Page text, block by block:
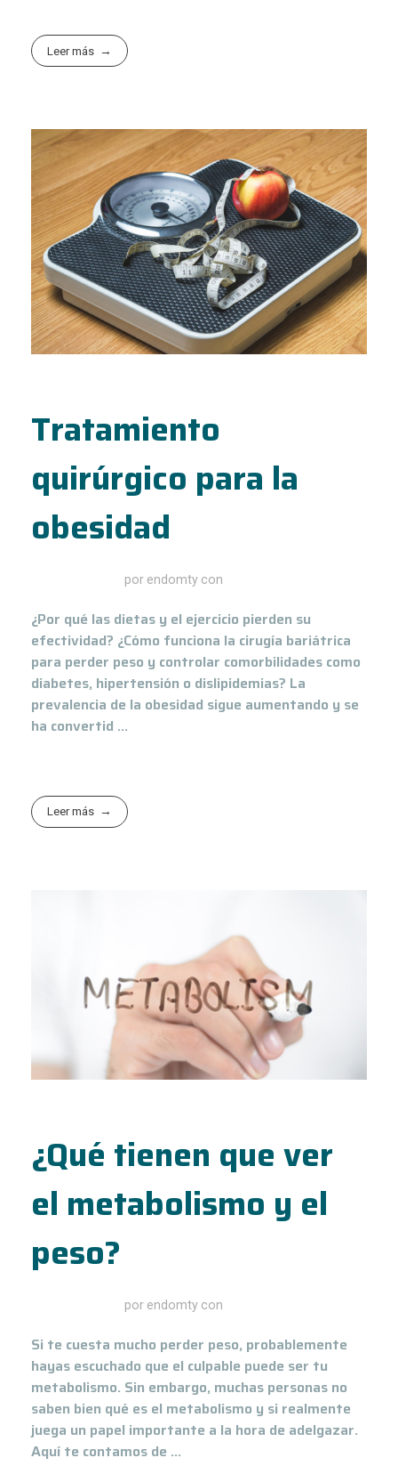
Leer más
Tratamiento
quirúrgico para la
obesidad
por endomty con
¿Por qué las dietas y el ejercicio pierden su
efectividad? ¿Cómo funciona la cirugía bariátrica
para perder peso y controlar comorbilidades como
diabetes, hipertensión o dislipidemias? La
prevalencia de la obesidad sigue aumentando y se
ha convertid ...
Leer más
¿Qué tienen que ver
el metabolismo y el
peso?
por endomty con
Si te cuesta mucho perder peso, probablemente
hayas escuchado que el culpable puede ser tu
metabolismo. Sin embargo, muchas personas no
saben bien qué es el metabolismo y si realmente
juega un papel importante a la hora de adelgazar.
Aquí te contamos de ...